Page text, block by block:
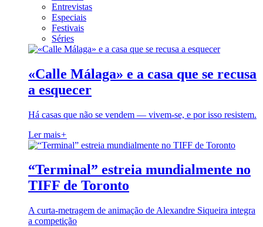
Entrevistas
Especiais
Festivais
Séries
«Calle Málaga» e a casa que se recusa
a esquecer
Há casas que não se vendem — vivem-se, e por isso resistem.
Ler mais+
“Terminal” estreia mundialmente no
TIFF de Toronto
A curta-metragem de animação de Alexandre Siqueira integra
a competição